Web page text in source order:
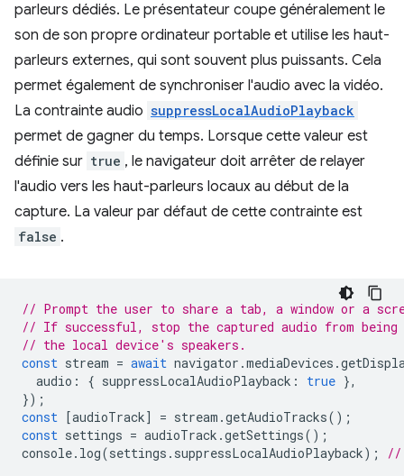
parleurs dédiés. Le présentateur coupe généralement le
son de son propre ordinateur portable et utilise les haut-
parleurs externes, qui sont souvent plus puissants. Cela
permet également de synchroniser l'audio avec la vidéo.
La contrainte audio suppressLocalAudioPlayback
permet de gagner du temps. Lorsque cette valeur est
définie sur true , le navigateur doit arrêter de relayer
l'audio vers les haut-parleurs locaux au début de la
capture. La valeur par défaut de cette contrainte est
false .
// Prompt the user to share a tab, a window or a
// If successful, stop the captured audio from being
// the local device's speakers.
const stream = await navigator .mediaDevices .
audio : { suppressLocalAudioPlayback : true },
});
const [audioTrack] = stream .getAudioTracks();
const settings = audioTrack .getSettings();
console. log(settings . suppressLocalAudioPlayback); //